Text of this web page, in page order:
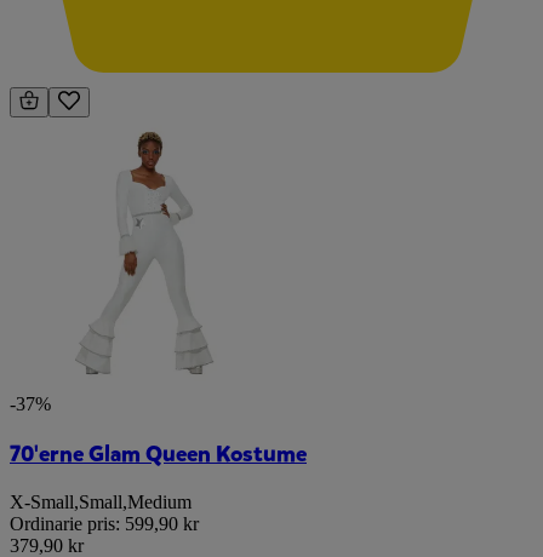
-37%
70'erne Glam Queen Kostume
X-Small,Small,Medium
Ordinarie pris: 599,90 kr
379,90 kr